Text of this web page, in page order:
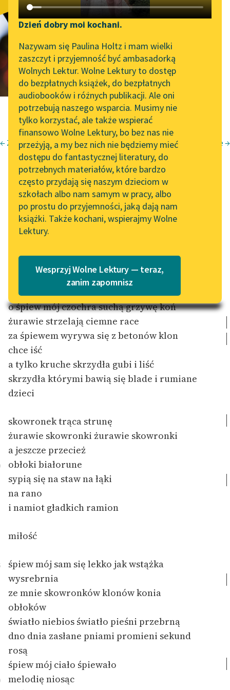
Katalog DAISY
Podkasty o książkach
Zgłoś brak utworu
Aktualności
Spotkanie z Katarzyną
Tunkiel w Oslo
Wolne Lektury na 32.
Pol’and’Rock Festivalu
„Kochanek Lady
Chatterley” do słuchania
na Wolnych Lekturach
Nowy audiobook –
„Marzenie o Oriencie”
Sophie Elkan
Kolekcja Nadwyraz.com x
Wolne Lektury – idealna na
Lektury szkolne i klasyka
literatury do słuchania dla
uczennic i uczniów z
niepełnosprawnościami
E-kolekcja lektur
szkolnych i literatury do
słuchania dla uczennic i
Feministyczne inspiracje.
Popularyzacja
skandynawskiej literatury
feministycznej
Ręce pełne poezji
Kolekcje edukacyjne
do domeny publicznej,
Starego Testamentu
Odkurzamy bohaterów
Szkoła Poezji Wolnych
Lektur
Narzędzia
Mapa Wolnych Lektur
Leśmianator
Przewodnik dla piszących i
czytających
API
OAI-PMH
Widget Wolnych Lektur
Przypisy
Katalog w formacie PDF
O nas
Kontakt
O projekcie
Dzień dobry moi kochani.
Nazywam się Paulina Holtz i mam wielki
zaszczyt i przyjemność być ambasadorką
Wolnych Lektur. Wolne Lektury to dostęp
do bezpłatnych książek, do bezpłatnych
audiobooków i różnych publikacji. Ale oni
potrzebują naszego wsparcia. Musimy nie
tylko korzystać, ale także wspierać
finansowo Wolne Lektury, bo bez nas nie
przeżyją, a my bez nich nie będziemy mieć
dostępu do fantastycznej literatury, do
potrzebnych materiałów, które bardzo
często przydają się naszym dzieciom w
szkołach albo nam samym w pracy, albo
po prostu do przyjemności, jaką dają nam
książki. Także kochani, wspierajmy Wolne
Lektury.
Wesprzyj Wolne Lektury — teraz,
zanim zapomnisz
pocałunek
Nienazwane niejasne →
← Z pamiętnika Józef Czechowicz
nic więcej
śpiewny
o śpiew mój czochra suchą grzywę koń
żurawie strzelają ciemne race
za śpiewem wyrywa się z betonów klon
chce iść
a tylko kruche skrzydła gubi i liść
skrzydła którymi bawią się blade i rumiane
dzieci
skowronek trąca strunę
żurawie skowronki żurawie skowronki
a jeszcze przecież
obłoki białorune
sypią się na staw na łąki
na rano
i namiot gładkich ramion
miłość
śpiew mój sam się lekko jak wstążka
wysrebrnia
ze mnie skowronków klonów konia
obłoków
światło niebios światło pieśni przebrną
dno dnia zasłane pniami promieni sekund
rosą
śpiew mój ciało śpiewało
melodię niosąc